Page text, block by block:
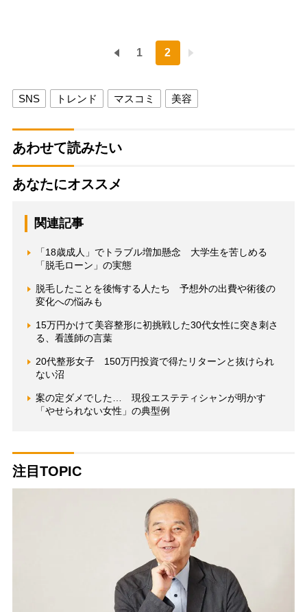
1 2
SNS トレンド マスコミ 美容
あわせて読みたい
あなたにオススメ
関連記事
「18歳成人」でトラブル増加懸念 大学生を苦しめる
「脱毛ローン」の実態
脱毛したことを後悔する人たち 予想外の出費や術後の
変化への悩みも
15万円かけて美容整形に初挑戦した30代女性に突き刺さ
る、看護師の言葉
20代整形女子 150万円投資で得たリターンと抜けられ
ない沼
案の定ダメでした… 現役エステティシャンが明かす
「やせられない女性」の典型例
注目TOPIC